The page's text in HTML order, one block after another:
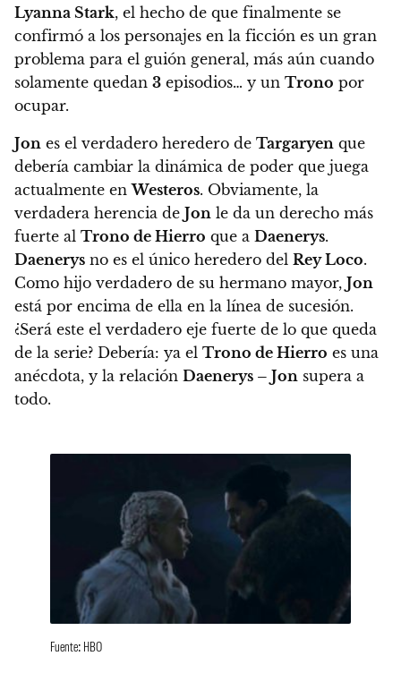
Lyanna Stark, el hecho de que finalmente se
confirmó a los personajes en la ficción es un gran
problema para el guión general, más aún cuando
solamente quedan 3 episodios… y un Trono por
ocupar.
Jon es el verdadero heredero de Targaryen que
debería cambiar la dinámica de poder que juega
actualmente enWesteros. Obviamente, la
verdadera herencia de Jon le da un derecho más
fuerte al Trono de Hierro que a Daenerys.
Daenerys no es el único heredero del Rey Loco.
Como hijo verdadero de su hermano mayor, Jon
está por encima de ella en la línea de sucesión.
¿Será este el verdadero eje fuerte de lo que queda
de la serie? Debería: ya el Trono de Hierro es una
anécdota, y la relación Daenerys – Jon supera a
todo.
Fuente: HBO